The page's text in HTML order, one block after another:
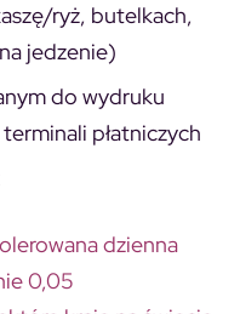
ryż, butelkach,
jedzenie)
do wydruku
płatniczych
dzienna
0,05